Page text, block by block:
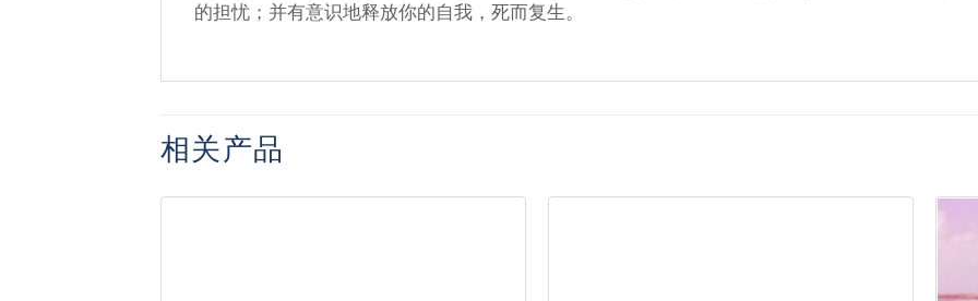
的担忧；并有意识地释放你的自我，死而复生。
相关产品